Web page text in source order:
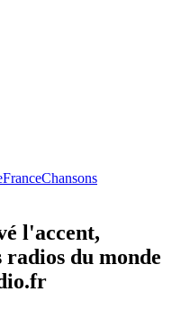
FranceChansons
l'accent,
du monde